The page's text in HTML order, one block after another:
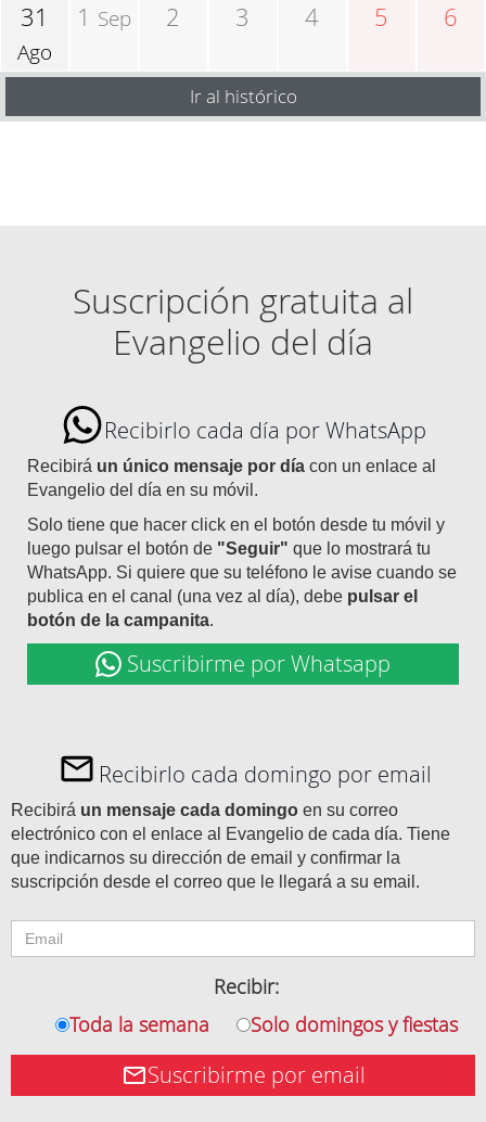
31
Ago
1 Sep 2 3 4 5 6
Ir al histórico
Suscripción gratuita al
Evangelio del día
Recibirlo cada día por WhatsApp
Recibirá un único mensaje por día con un enlace al
Evangelio del día en su móvil.
Solo tiene que hacer click en el botón desde tu móvil y
luego pulsar el botón de "Seguir" que lo mostrará tu
WhatsApp. Si quiere que su teléfono le avise cuando se
publica en el canal (una vez al día), debe pulsar el
botón de la campanita.
Suscribirme por Whatsapp
Recibirlo cada domingo por email
Recibirá un mensaje cada domingo en su correo
electrónico con el enlace al Evangelio de cada día. Tiene
que indicarnos su dirección de email y confirmar la
suscripción desde el correo que le llegará a su email.
Recibir:
Toda la semana
Solo domingos y fiestas
Suscribirme por email